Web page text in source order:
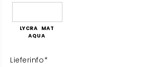
LYCRA MAT
AQUA
Lieferinfo*